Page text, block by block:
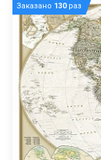
Заказано 130раз